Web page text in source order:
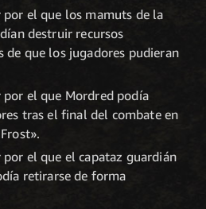
el que los mamuts de la
destruir recursos
de que los jugadores pudieran
el que Mordred podía
tras el final del combate en
el que el capataz guardián
retirarse de forma